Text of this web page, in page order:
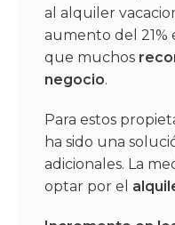
al alquiler
aumento del 21%
que muchos
negocio.
Para estos
ha sido una
adicionales. La
optar por el